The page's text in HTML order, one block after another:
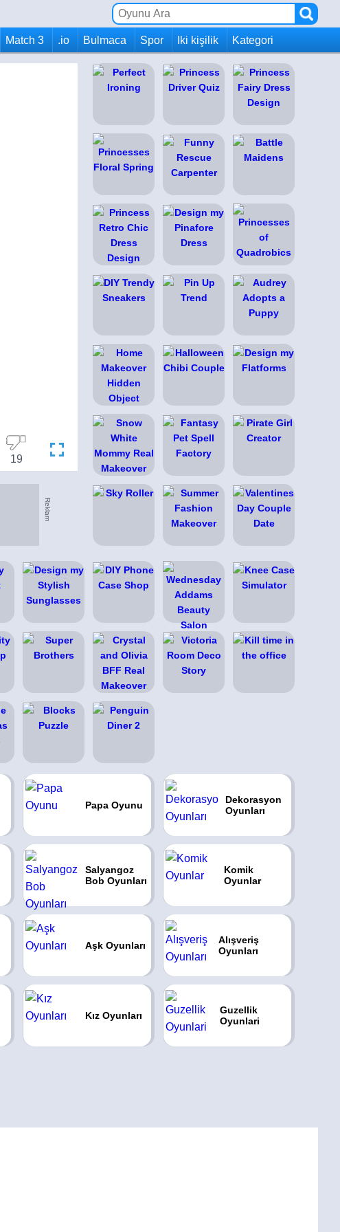
Match 3 .io Bulmaca Spor Iki kişilik Kategori
19
Reklam
Papa Oyunu
Dekorasyon
Oyunları
Salyangoz
Bob Oyunları
Komik
Oyunlar
Aşk Oyunları
Alışveriş
Oyunları
Kız Oyunları
Guzellik
Oyunlari